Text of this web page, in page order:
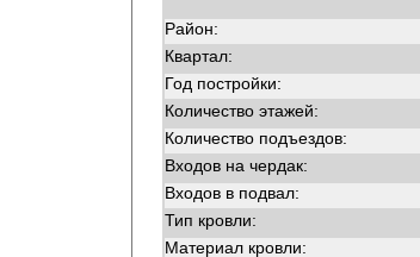
Район:
Квартал:
Год постройки:
Количество этажей:
Количество подъездов:
Входов на чердак:
Входов в подвал:
Тип кровли:
Материал кровли: